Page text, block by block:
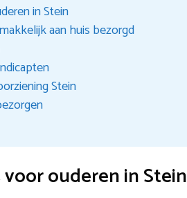
in Stein
aan huis bezorgd
Stein
ouderen in Stein